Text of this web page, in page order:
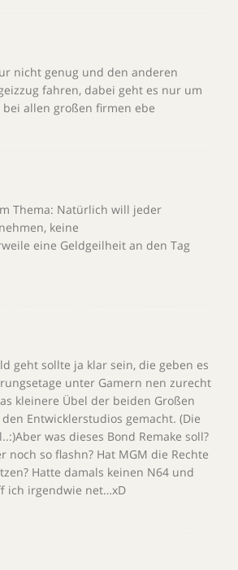
nicht genug und den anderen
fahren, dabei geht es nur um
allen großen firmen ebe
Thema: Natürlich will jeder
keine
eine Geldgeilheit an den Tag
geht sollte ja klar sein, die geben es
unter Gamern nen zurecht
kleinere Übel der beiden Großen
Entwicklerstudios gemacht. (Die
was dieses Bond Remake soll?
so flashn? Hat MGM die Rechte
Hatte damals keinen N64 und
ich irgendwie net…xD